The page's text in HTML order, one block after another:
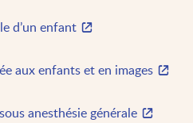
d’un enfant
aux enfants et en images
anesthésie générale